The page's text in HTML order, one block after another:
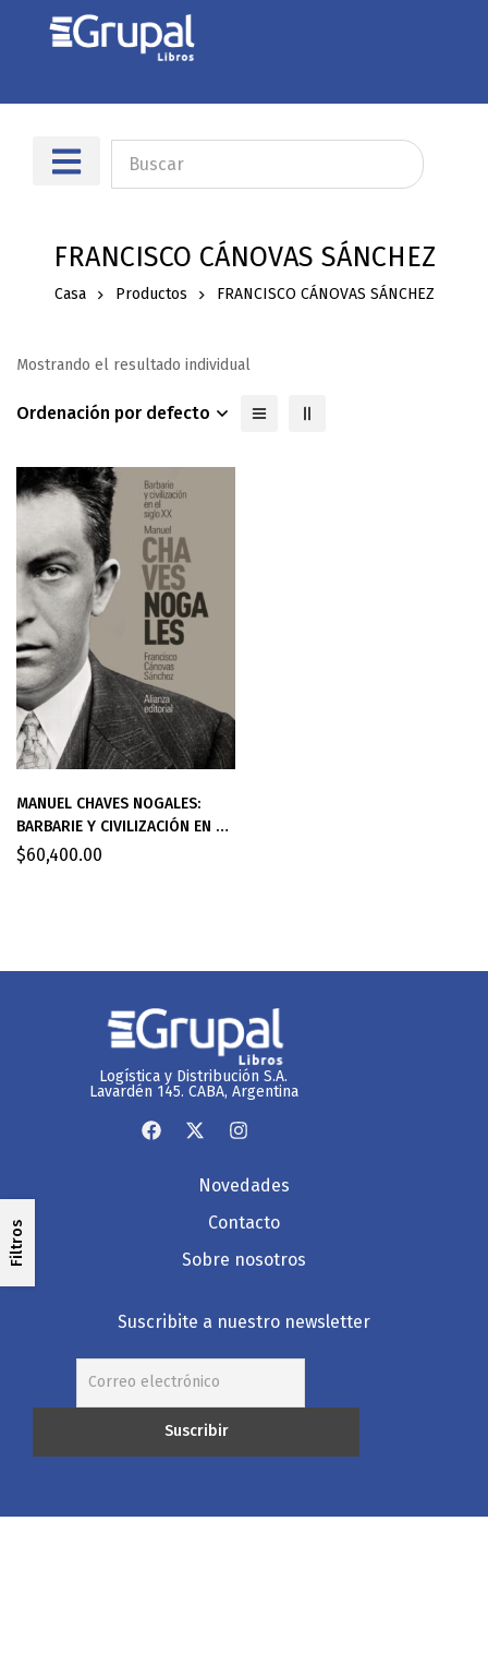
FRANCISCO CÁNOVAS SÁNCHEZ
Casa Productos FRANCISCO CÁNOVAS SÁNCHEZ
Filtros
Mostrando el resultado individual
Ordenación por defecto
MANUEL CHAVES NOGALES:
BARBARIE Y CIVILIZACIÓN EN EL
SIGLO XX
$60,400.00
Logística y Distribución S.A.
Lavardén 145. CABA, Argentina
Novedades
Contacto
Sobre nosotros
Suscribite a nuestro newsletter